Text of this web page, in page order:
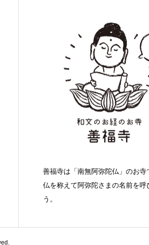
善福寺は「南無阿弥陀仏」のお寺
仏を称えて阿弥陀さまの名前を呼
う。